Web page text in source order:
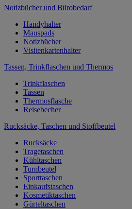
Notizbücher und Bürobedarf
Handyhalter
Mauspads
Notizbücher
Visitenkartenhalter
Tassen, Trinkflaschen und Thermos
Trinkflaschen
Tassen
Thermosflasche
Reisebecher
Rucksäcke, Taschen und Stoffbeutel
Rucksäcke
Tragetaschen
Kühltaschen
Turnbeutel
Sporttaschen
Einkaufstaschen
Kosmetiktaschen
Gürteltaschen